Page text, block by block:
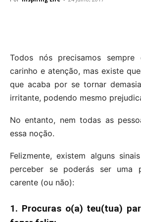
Todos nós precisamos
carinho e atenção, mas existe
que acaba por se tornar
irritante, podendo mesmo
No entanto, nem todas as
essa noção.
Felizmente, existem alguns
perceber se poderás ser uma
carente (ou não):
1. Procuras o(a) teu(tua)